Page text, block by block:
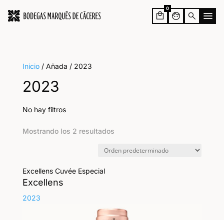
0
face search
Inicio/ Añada / 2023
2023
No hay filtros
Mostrando los 2 resultados
Excellens Cuvée Especial
Excellens
2023